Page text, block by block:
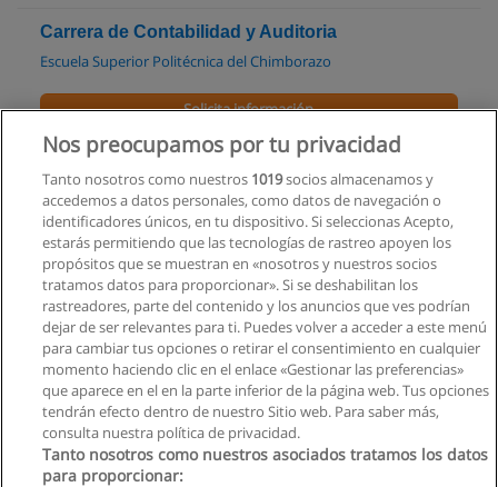
Carrera de Contabilidad y Auditoria
Escuela Superior Politécnica del Chimborazo
Solicita información
Carrera Tecnología Superior en Contabilidad
ITSQMET - Instituto Tecnológico Quito Metropolitano
Solicita información
Carrera de Contador Público
Universidad Tecnológica San Antonio de Machala
Solicita información
Nos preocupamos por tu privacidad
Tanto nosotros como nuestros 1019socios almacenamos y
accedemos a datos personales, como datos de navegación o
identificadores únicos, en tu dispositivo. Si seleccionas Acepto,
estarás permitiendo que las tecnologías de rastreo apoyen los
propósitos que se muestran en «nosotros y nuestros socios
tratamos datos para proporcionar». Si se deshabilitan los
rastreadores, parte del contenido y los anuncios que ves podrían
dejar de ser relevantes para ti. Puedes volver a acceder a este menú
para cambiar tus opciones o retirar el consentimiento en cualquier
momento haciendo clic en el enlace «Gestionar las preferencias»
que aparece en el en la parte inferior de la página web. Tus opciones
tendrán efecto dentro de nuestro Sitio web. Para saber más,
consulta nuestra política de privacidad.
Tanto nosotros como nuestros asociados tratamos los datos
para proporcionar: